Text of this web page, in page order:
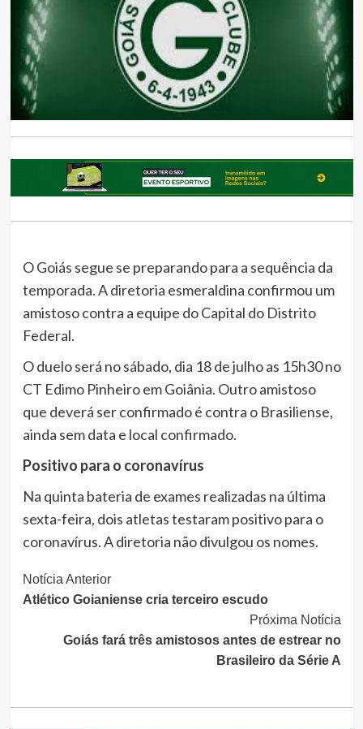
O Goiás segue se preparando para a sequência da
temporada. A diretoria esmeraldina confirmou um
amistoso contra a equipe do Capital do Distrito
Federal.
O duelo será no sábado, dia 18 de julho as 15h30 no
CT Edimo Pinheiro em Goiânia. Outro amistoso
que deverá ser confirmado é contra o Brasiliense,
ainda sem data e local confirmado.
Positivo para o coronavírus
Na quinta bateria de exames realizadas na última
sexta-feira, dois atletas testaram positivo para o
coronavírus. A diretoria não divulgou os nomes.
Continue
Lendo
Notícia Anterior
Atlético Goianiense cria terceiro escudo
Próxima Notícia
Goiás fará três amistosos antes de estrear no
Brasileiro da Série A